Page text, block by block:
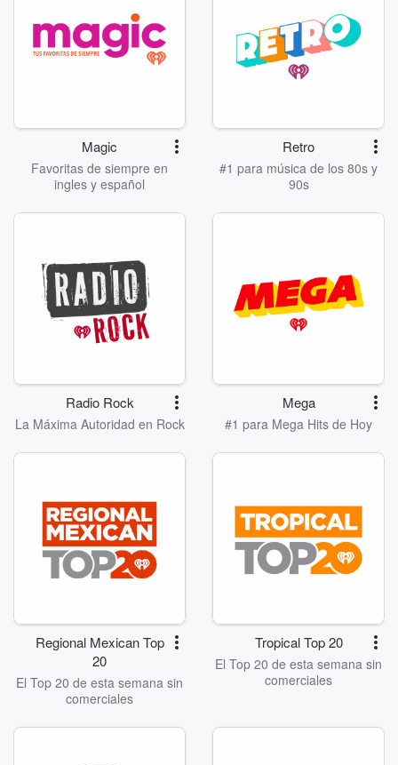
Magic
Favoritas de siempre en
ingles y español
Retro
#1 para música de los 80s y
90s
Radio Rock
La Máxima Autoridad en Rock
Mega
#1 para Mega Hits de Hoy
Regional Mexican Top
20
El Top 20 de esta semana sin
comerciales
Tropical Top 20
El Top 20 de esta semana sin
comerciales